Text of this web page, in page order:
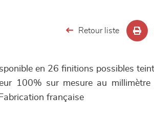
Retour liste
en 26 finitions possibles
100% sur mesure au millimètre
française